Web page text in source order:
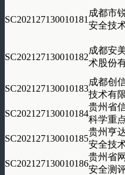
SC202127130010181
成都市
安全技
SC202127130010182
成都安
术股份
SC202127130010183
成都创
技术有
SC202127130010184
贵州省
科学重
SC202127130010185
贵州亨
安全技
SC202127130010186
贵州省
安全测